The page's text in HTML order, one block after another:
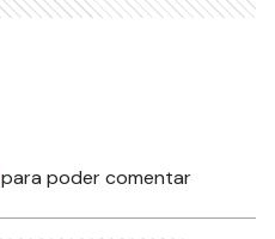
para poder comentar